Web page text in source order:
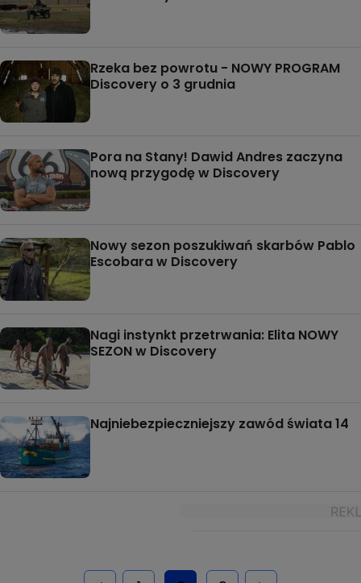
Rzeka bez powrotu - NOWY PROGRAM
Discovery o 3 grudnia
Pora na Stany! Dawid Andres zaczyna
nową przygodę w Discovery
Nowy sezon poszukiwań skarbów Pablo
Escobara w Discovery
Nagi instynkt przetrwania: Elita NOWY
SEZON w Discovery
Najniebezpieczniejszy zawód świata 14